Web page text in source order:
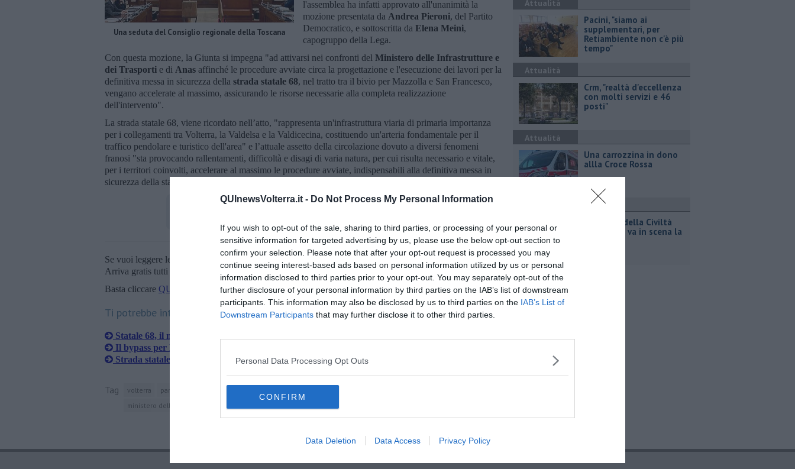
QUInewsVolterra.it - Do Not Process My Personal Information
If you wish to opt-out of the sale, sharing to third parties, or processing of your personal or
sensitive information for targeted advertising by us, please use the below opt-out section to
confirm your selection. Please note that after your opt-out request is processed you may
continue seeing interest-based ads based on personal information utilized by us or personal
information disclosed to third parties prior to your opt-out. You may separately opt-out of the
further disclosure of your personal information by third parties on the IAB’s list of downstream
participants. This information may also be disclosed by us to third parties on the IAB’s List of
Downstream Participants that may further disclose it to other third parties.
Personal Data Processing Opt Outs
CONFIRM
Data Deletion Data Access Privacy Policy
Una seduta del Consiglio regionale della Toscana
l'assemblea ha infatti approvato all'unanimità la
mozione presentata da Andrea Pieroni, del Partito
Democratico, e sottoscritta da Elena Meini,
capogruppo della Lega.
Con questa mozione, la Giunta si impegna "ad attivarsi nei confronti del Ministero delle Infrastrutture e
dei Trasporti e di Anas affinché le procedure avviate circa la progettazione e l'esecuzione dei lavori per la
definitiva messa in sicurezza della strada statale 68, nel tratto tra il bivio per Mazzolla e San Francesco,
vengano accelerate al massimo, assicurando le risorse necessarie alla completa realizzazione
dell'intervento".
La strada statale 68, viene ricordato nell’atto, "rappresenta un'infrastruttura viaria di primaria importanza
per i collegamenti tra Volterra, la Valdelsa e la Valdicecina, costituendo un'arteria fondamentale per il
traffico pendolare e turistico dell'area" e l’attuale assetto della circolazione dovuto a diversi fenomeni
franosi "sta provocando rallentamenti, difficoltà e disagi di varia natura, per cui risulta necessario e vitale,
per i territori coinvolti, accelerare al massimo le procedure avviate, indispensabili alla definitiva messa in
sicurezza della statale 68, in particolare nel
Se vuoi leggere le notizie principali della Toscana iscriviti alla
Newsletter QUInews - ToscanaMedia.
Arriva gratis tutti i giorni alle 20:00 direttamente nella tua casella di posta.
Basta cliccare QUI
Ti potrebbe interessare anche:
Statale 68, il nuovo cantiere durerà 14 mesi
Il bypass per la statale 68 in dirittura d'arrivo
Strada statale 68, dieci milioni dal Ministero
Tag volterra partito democratico
ministero delle infrastrutture e dei trasporti
Attualità
Pacini, "siamo ai
supplementari, per
Retiambiente non c'è più
tempo"
Attualità
Crm, "realtà d'eccellenza
con molti servizi e 46
posti"
Attualità
Una carrozzina in dono
allla Croce Rossa
Al Museo della Civiltà
contadina va in scena la